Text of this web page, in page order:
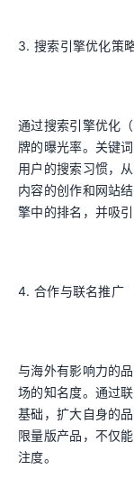
3. 搜索引擎优化策
通过搜索引擎优化
牌的曝光率。关键
用户的搜索习惯，
内容的创作和网站
擎中的排名，并吸
4. 合作与联名推广
与海外有影响力的
场的知名度。通过
基础，扩大自身的
限量版产品，不仅
注度。